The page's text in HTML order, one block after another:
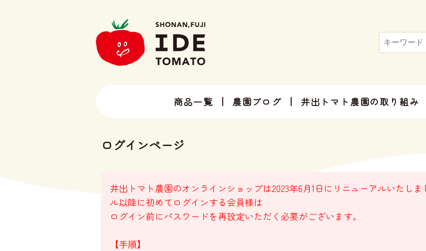
商品一覧 農園ブログ 井出トマト農園の取り組み
ログインページ
井出トマト農園のオンラインショップは2023年6月1日にリニューアルいたし
ル以降に初めてログインする会員様は
ログイン前にパスワードを再設定いただく必要がございます。
【手順】